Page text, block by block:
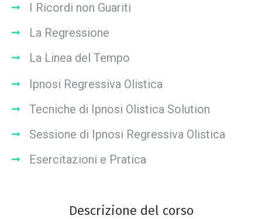
I Ricordi non Guariti
La Regressione
La Linea del Tempo
Ipnosi Regressiva Olistica
Tecniche di Ipnosi Olistica Solution
Sessione di Ipnosi Regressiva Olistica
Esercitazioni e Pratica
Descrizione del corso